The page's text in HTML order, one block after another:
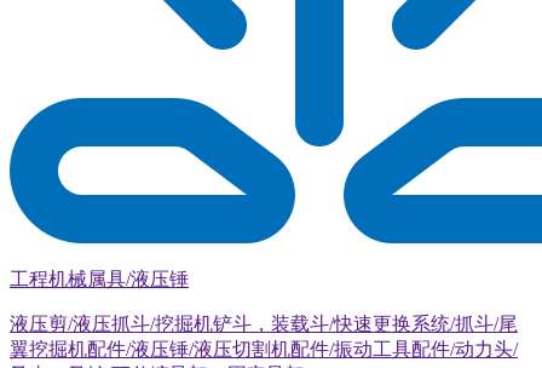
工程机械属具/液压锤
液压剪/液压抓斗/挖掘机铲斗，装载斗/快速更换系统/抓斗/尾
翼挖掘机配件/液压锤/液压切割机配件/振动工具配件/动力头/